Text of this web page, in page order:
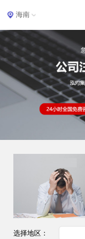
海南
选择地区：